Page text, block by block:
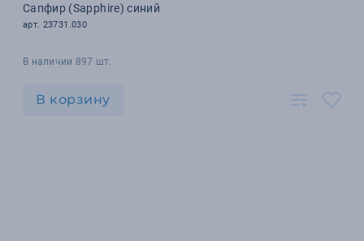
Сапфир (Sapphire) синий
арт. 23731.030
В наличии 897 шт.
В корзину